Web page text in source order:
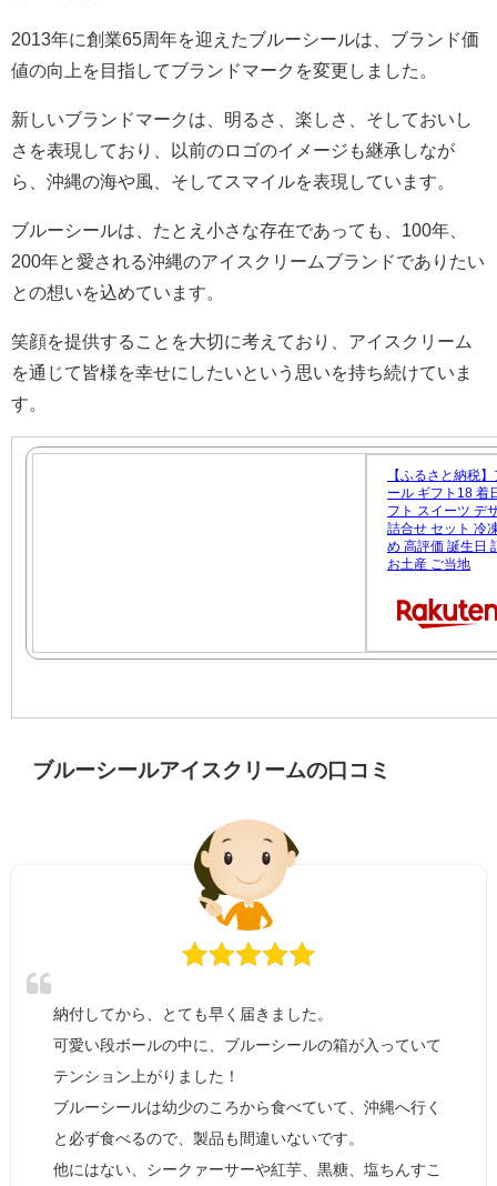
2013年に創業65周年を迎えたブルーシールは、ブランド価
値の向上を目指してブランドマークを変更しました。
新しいブランドマークは、明るさ、楽しさ、そしておいし
さを表現しており、以前のロゴのイメージも継承しなが
ら、沖縄の海や風、そしてスマイルを表現しています。
ブルーシールは、たとえ小さな存在であっても、100年、
200年と愛される沖縄のアイスクリームブランドでありたい
との想いを込めています。
笑顔を提供することを大切に考えており、アイスクリーム
を通じて皆様を幸せにしたいという思いを持ち続けていま
す。
【ふるさと納税
ール ギフト18 着
フト スイーツ デ
詰合せ セット 冷
め 高評価 誕生日
お土産 ご当地
ブルーシールアイスクリームの口コミ
納付してから、とても早く届きました。
可愛い段ボールの中に、ブルーシールの箱が入っていて
テンション上がりました！
ブルーシールは幼少のころから食べていて、沖縄へ行く
と必ず食べるので、製品も間違いないです。
他にはない、シークァーサーや紅芋、黒糖、塩ちんすこ